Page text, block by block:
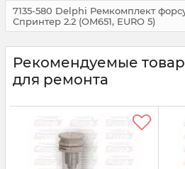
7135-580 Delphi Ремкомплект
Спринтер 2.2 (OM651, EURO 5)
Рекомендуемые
для ремонта